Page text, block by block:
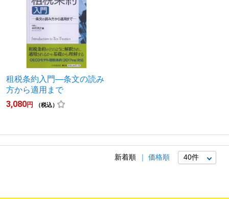
租税条約入門―条文の読み
方から適用まで
3,080円 （税込）
新着順 価格順